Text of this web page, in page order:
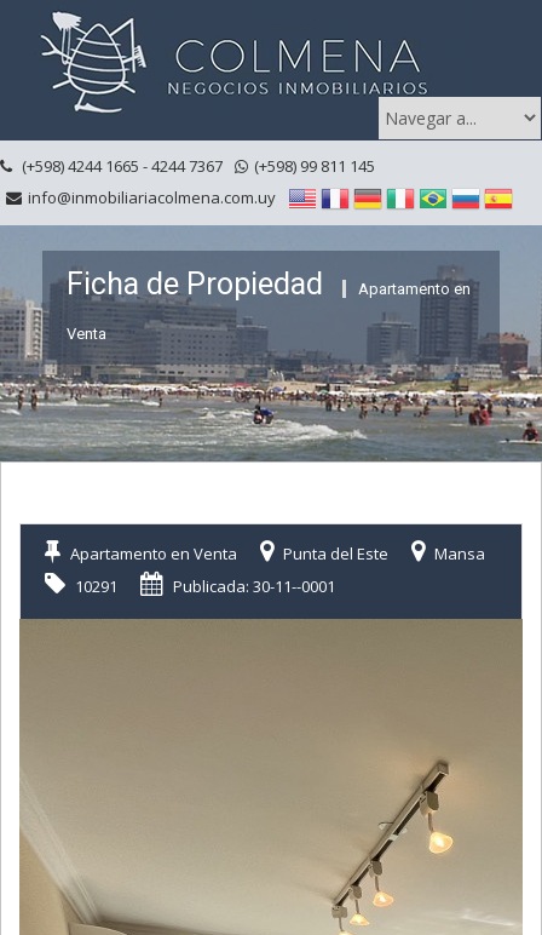
(+598) 4244 1665 - 4244 7367
(+598) 99 811 145
info@inmobiliariacolmena.com.uy
Ficha de Propiedad Apartamento en
Venta
Apartamento en Venta Punta del Este
Mansa
10291
Publicada: 30-11--0001